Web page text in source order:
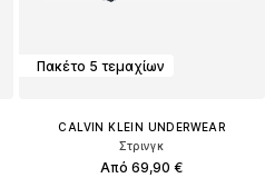
Πακέτο 5 τεμαχίων
CALVIN KLEIN UNDERWEAR
Στρινγκ
Από 69,90 €